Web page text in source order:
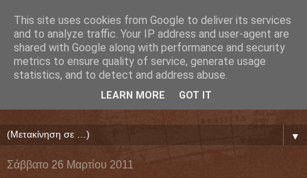
Ευάγγελος Κρητικός
ΠΡΟΕΔΡΟΣ ΕΘΝΙΚΗΣ ΟΜΟΣΠΟΝΔΙΑΣ ΔΑΝΕΙΟΛΗΠΤΩΝ
▼
Σάββατο 26 Μαρτίου 2011
This site uses cookies from Google to deliver its services
and to analyze traffic. Your IP address and user-agent are
shared with Google along with performance and security
metrics to ensure quality of service, generate usage
statistics, and to detect and address abuse.
LEARN MORE GOT IT